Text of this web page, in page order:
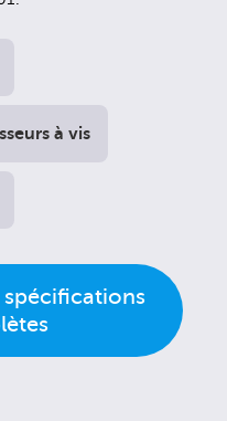
à vis
spécifications